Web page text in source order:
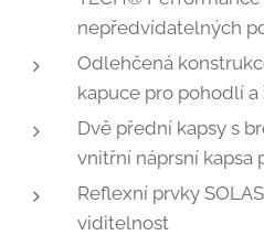
nepředvídatelných
Odlehčená
kapuce pro pohodlí
Dvě přední kapsy s
vnitřní náprsní kapsa
Reflexní prvky
viditelnost